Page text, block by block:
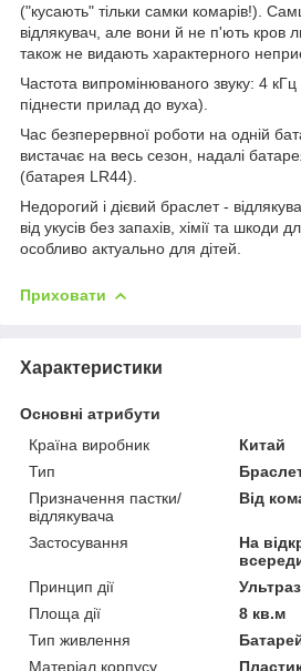
("кусають" тільки самки комарів!).
відлякувач, але вони й не п'ють кров
також не видають характерного
Частота випромінюваного звуку: 4
піднести прилад до вуха).
Час безперервної роботи на одній
вистачає на весь сезон, надалі
(батарея LR44).
Недорогий і дієвий браслет -
від укусів без запахів, хімії та
особливо актуально для дітей.
Приховати
Характеристики
Основні атрибути
Країна виробник
Китай
Тип
Призначення пастки/
відлякувача
Від
Застосування
На
Принцип дії
Площа дії
8 кв.м
Тип живлення
Матеріал корпусу